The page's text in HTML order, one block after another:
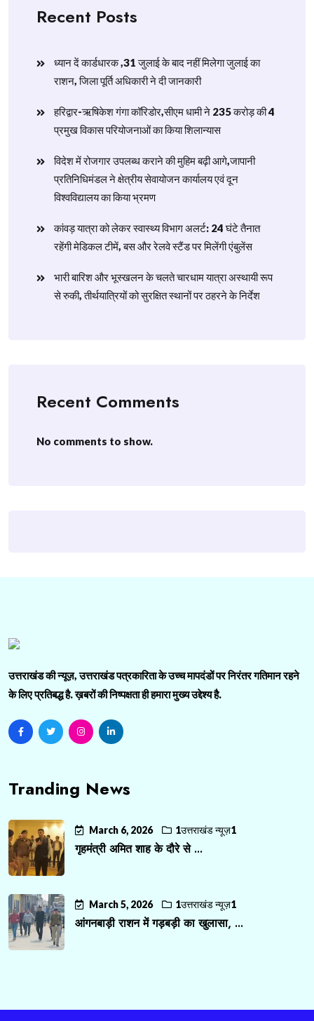
Recent Posts
ध्यान दें कार्डधारक ,31 जुलाई के बाद नहीं मिलेगा जुलाई का
राशन, जिला पूर्ति अधिकारी ने दी जानकारी
हरिद्वार-ऋषिकेश गंगा कॉरिडोर,सीएम धामी ने 235 करोड़ की 4
प्रमुख विकास परियोजनाओं का किया शिलान्यास
विदेश में रोजगार उपलब्ध कराने की मुहिम बढ़ी आगे,जापानी
प्रतिनिधिमंडल ने क्षेत्रीय सेवायोजन कार्यालय एवं दून
विश्वविद्यालय का किया भ्रमण
​कांवड़ यात्रा को लेकर स्वास्थ्य विभाग अलर्ट: 24 घंटे तैनात
रहेंगी मेडिकल टीमें, बस और रेलवे स्टैंड पर मिलेंगी एंबुलेंस
​भारी बारिश और भूस्खलन के चलते चारधाम यात्रा अस्थायी रूप
से रुकी, तीर्थयात्रियों को सुरक्षित स्थानों पर ठहरने के निर्देश
Recent Comments
No comments to show.
उत्तराखंड की न्यूज़, उत्तराखंड पत्रकारिता के उच्च मापदंडों पर निरंतर गतिमान रहने
के लिए प्रतिबद्ध है. ख़बरों की निष्पक्षता ही हमारा मुख्य उद्देश्य है.
Tranding News
March 6, 2026 1उत्तराखंड न्यूज़1
गृहमंत्री अमित शाह के दौरे से ...
March 5, 2026 1उत्तराखंड न्यूज़1
आंगनबाड़ी राशन में गड़बड़ी का खुलासा, ...